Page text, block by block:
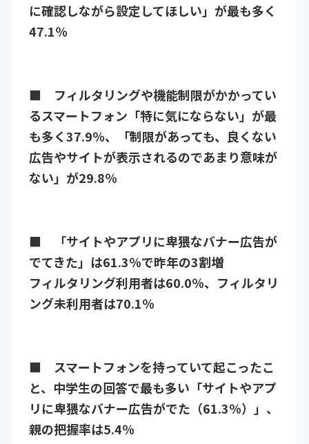
に確認しながら設定してほしい」が最も多く
47.1％
■ フィルタリングや機能制限がかかってい
るスマートフォン「特に気にならない」が最
も多く37.9％、「制限があっても、良くない
広告やサイトが表示されるのであまり意味が
ない」が29.8％
■ 「サイトやアプリに卑猥なバナー広告が
でてきた」は61.3％で昨年の3割増
フィルタリング利用者は60.0％、フィルタリ
ング未利用者は70.1％
■ スマートフォンを持っていて起こったこ
と、中学生の回答で最も多い「サイトやアプ
リに卑猥なバナー広告がでた（61.3％）」、
親の把握率は5.4％